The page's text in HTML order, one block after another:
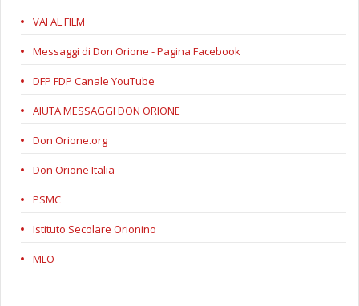
VAI AL FILM
Messaggi di Don Orione - Pagina Facebook
DFP FDP Canale YouTube
AIUTA MESSAGGI DON ORIONE
Don Orione.org
Don Orione Italia
PSMC
Istituto Secolare Orionino
MLO